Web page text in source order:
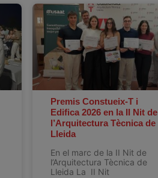
Premis Constueix-T i
Edifica 2026 en la II Nit de
l’Arquitectura Tècnica de
Lleida
En el marc de la II Nit de
l’Arquitectura Tècnica de
Lleida La II Nit